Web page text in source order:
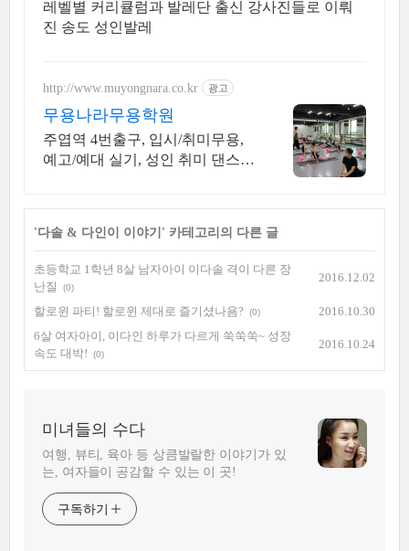
레벨별 커리큘럼과 발레단 출신 강사진들로 이뤄
진 송도 성인발레
http://www.muyongnara.co.kr 광고
무용나라무용학원
주엽역 4번출구, 입시/취미무용,
예고/예대 실기, 성인 취미 댄스,
'다솔 & 다인이 이야기 ' 카테고리의 다른 글
초등학교 1학년 8살 남자아이 이다솔 격이 다른 장
난질
(0)
2016.12.02
할로윈 파티! 할로윈 제대로 즐기셨나욤? (0)
2016.10.30
6살 여자아이, 이다인 하루가 다르게 쑥쑥쑥~ 성장
속도 대박!
(0)
2016.10.24
미녀들의 수다
여행, 뷰티, 육아 등 상큼발랄한 이야기가 있
는, 여자들이 공감할 수 있는 이 곳!
구독하기